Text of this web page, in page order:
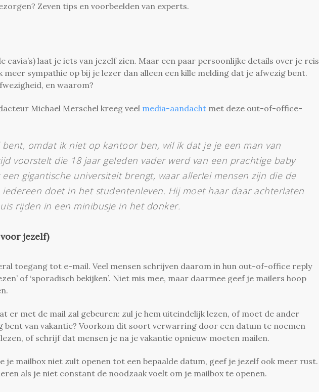
Zeven tips en voorbeelden van experts.
cavia’s) laat je iets van jezelf zien. Maar een paar persoonlijke details over je reis
meer sympathie op bij je lezer dan alleen een kille melding dat je afwezig bent.
en waarom?
Michael Merschel kreeg veel media-aandacht met deze out-of-office-
omdat ik niet op kantoor ben, wil ik dat je je een man van
voorstelt die 18 jaar geleden vader werd van een prachtige baby
gigantische universiteit brengt, waar allerlei mensen zijn die de
doet in het studentenleven. Hij moet haar daar achterlaten
rijden in een minibusje in het donker.
jezelf)
toegang tot e-mail. Veel mensen schrijven daarom in hun out-of-office reply
of ‘sporadisch bekijken’. Niet mis mee, maar daarmee geef je mailers hoop
er met de mail zal gebeuren: zul je hem uiteindelijk lezen, of moet de ander
bent van vakantie? Voorkom dit soort verwarring door een datum te noemen
of schrijf dat mensen je na je vakantie opnieuw moeten mailen.
je mailbox niet zult openen tot een bepaalde datum, geef je jezelf ook meer rust.
als je niet constant de noodzaak voelt om je mailbox te openen.